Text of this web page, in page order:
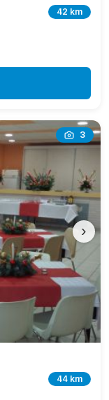
42 km
3
›
44 km